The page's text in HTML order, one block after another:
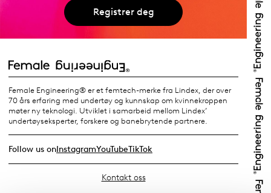
Registrer deg
Female Engineering® er et femtech-merke fra Lindex, der over
70 års erfaring med undertøy og kunnskap om kvinnekroppen
møter ny teknologi. Utviklet i samarbeid mellom Lindex’
undertøyseksperter, forskere og banebrytende partnere.
Follow us onInstagramYouTubeTikTok
Kontakt oss